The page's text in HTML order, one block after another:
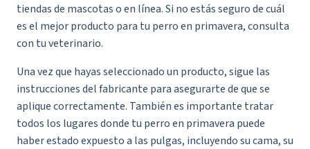
tiendas de mascotas o en línea. Si no estás seguro de cuál
es el mejor producto para tu perro en primavera, consulta
con tu veterinario.
Una vez que hayas seleccionado un producto, sigue las
instrucciones del fabricante para asegurarte de que se
aplique correctamente. También es importante tratar
todos los lugares donde tu perro en primavera puede
haber estado expuesto a las pulgas, incluyendo su cama, su